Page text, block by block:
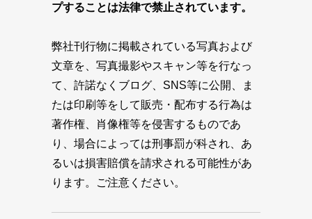
プすることは法律で禁止されています。
弊社刊行物に掲載されている写真および
文章を、写真撮影やスキャン等を行なっ
て、許諾なくブログ、SNS等に公開、ま
たは印刷等をして販売・配布する行為は
著作権、肖像権等を侵害するものであ
り、場合によっては刑事罰が科され、あ
るいは損害賠償を請求される可能性があ
ります。ご注意ください。